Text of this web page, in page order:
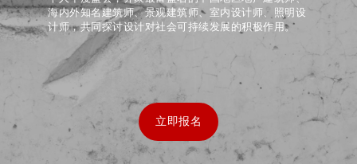
海内外知名建筑师、景观建筑师、室内设计师、照明设
计师，共同探讨设计对社会可持续发展的积极作用。
立即报名